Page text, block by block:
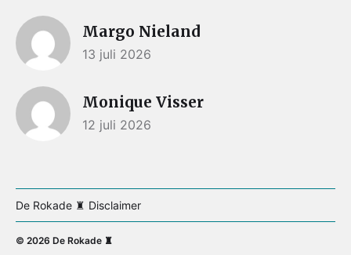
Margo Nieland
13 juli 2026
Monique Visser
12 juli 2026
De Rokade ♜ Disclaimer
© 2026 De Rokade ♜